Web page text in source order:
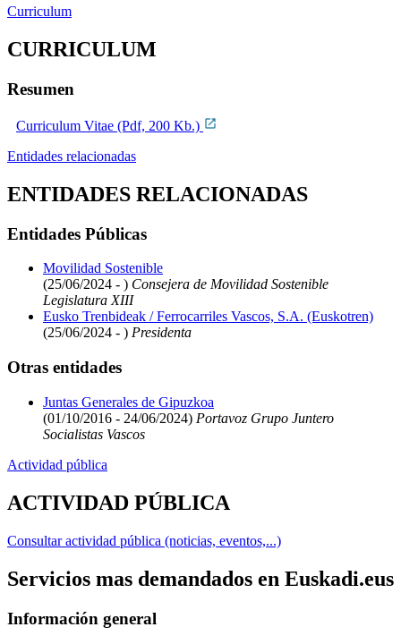
Curriculum
CURRICULUM
Resumen
Curriculum Vitae (Pdf, 200 Kb.)
Entidades relacionadas
ENTIDADES RELACIONADAS
Entidades Públicas
Movilidad Sostenible
(25/06/2024 - ) Consejera de Movilidad Sostenible
Legislatura XIII
Eusko Trenbideak / Ferrocarriles Vascos, S.A. (Euskotren)
(25/06/2024 - ) Presidenta
Otras entidades
Juntas Generales de Gipuzkoa
(01/10/2016 - 24/06/2024) Portavoz Grupo Juntero
Socialistas Vascos
Actividad pública
ACTIVIDAD PÚBLICA
Consultar actividad pública (noticias, eventos,...)
Servicios mas demandados en Euskadi.eus
Información general